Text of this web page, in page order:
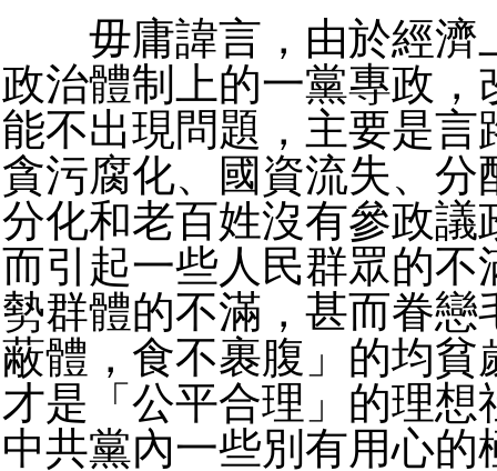
毋庸諱言，由於經濟
政治體制上的一黨專政，
能不出現問題，主要是言
貪污腐化、國資流失、分
分化和老百姓沒有參政議
而引起一些人民群眾的不
勢群體的不滿，甚而眷戀
蔽體，食不裹腹」的均貧
才是「公平合理」的理想
中共黨內一些別有用心的